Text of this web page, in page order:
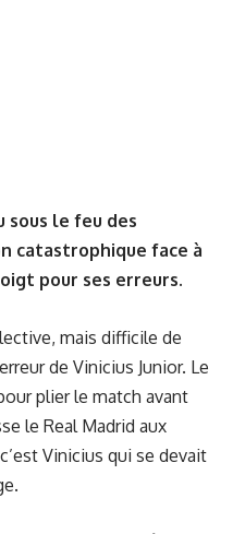
sous le feu des
catastrophique face à
pour ses erreurs.
mais difficile de
de Vinicius Junior. Le
plier le match avant
le Real Madrid aux
Vinicius qui se devait